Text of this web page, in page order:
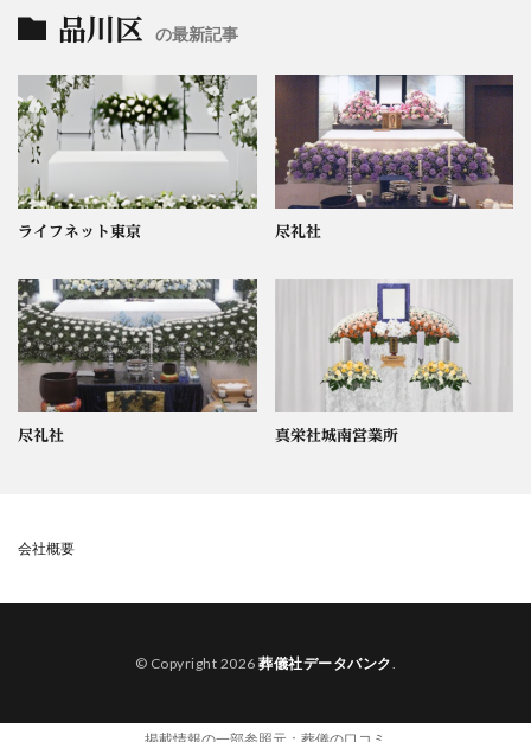
品川区 の最新記事
ライフネット東京 尽礼社
尽礼社 真栄社城南営業所
会社概要
© Copyright 2026葬儀社データバンク.